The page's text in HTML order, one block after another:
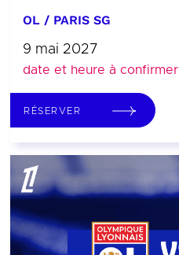
OL / PARIS SG
9 mai 2027
date et heure à confirmer
RÉSERVER